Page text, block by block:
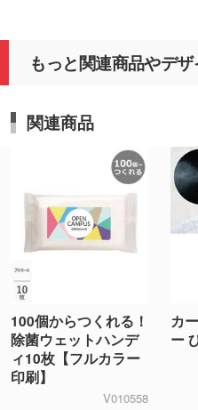
もっと関連商品やデ
関連商品
100個からつくれる！
除菌ウェットハンデ
ィ10枚【フルカラー
印刷】
V010558
カ
ー